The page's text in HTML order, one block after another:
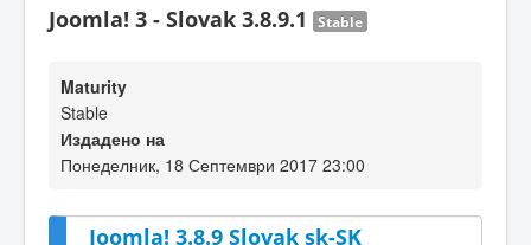
Joomla! 3 - Slovak 3.8.9.1 Stable
Maturity
Stable
Издадено на
Понеделник, 18 Септември 2017 23:00
Joomla! 3.8.9 Slovak sk-SK